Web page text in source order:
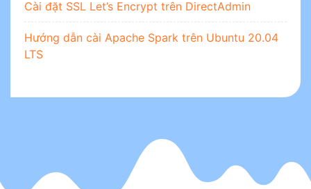
Cài đặt SSL Let’s Encrypt trên DirectAdmin
Hướng dẫn cài Apache Spark trên Ubuntu 20.04
LTS